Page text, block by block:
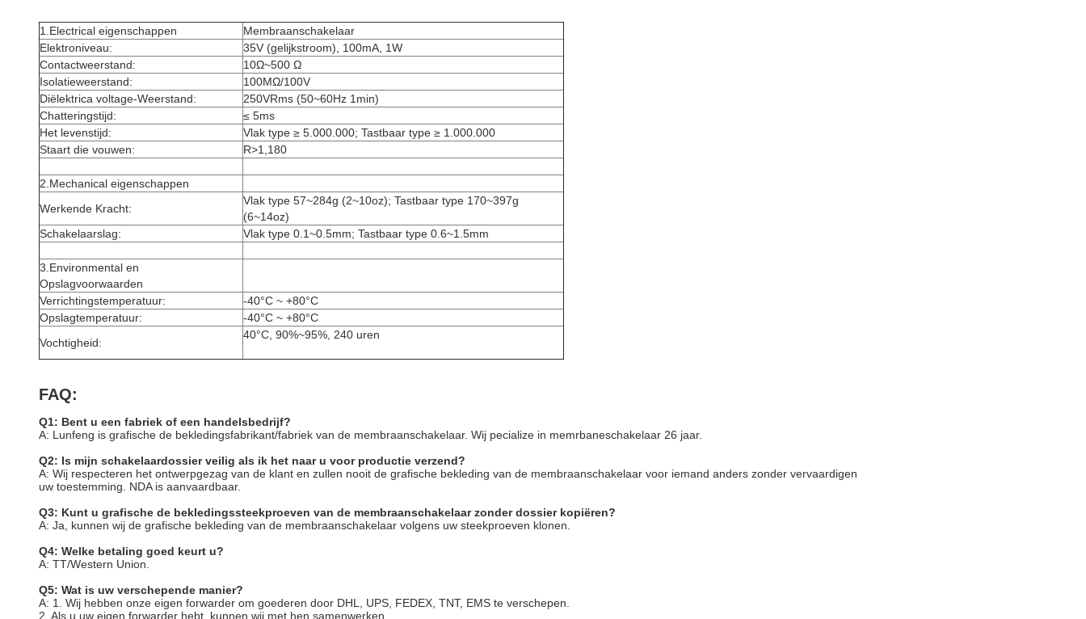
1.Electrical eigenschappen
Membraanschakelaar
Elektroniveau:
35V (gelijkstroom), 100mA, 1W
Contactweerstand:
10Ω~500 Ω
Isolatieweerstand:
100MΩ/100V
Diëlektrica voltage-Weerstand:
250VRms (50~60Hz 1min)
Chatteringstijd:
≤ 5ms
Het levenstijd:
Vlak type ≥ 5.000.000; Tastbaar type ≥ 1.000.000
Staart die vouwen:
R>1,180
2.Mechanical eigenschappen
Werkende Kracht:
Vlak type 57~284g (2~10oz); Tastbaar type 170~397g
(6~14oz)
Schakelaarslag:
Vlak type 0.1~0.5mm; Tastbaar type 0.6~1.5mm
3.Environmental en
Opslagvoorwaarden
Verrichtingstemperatuur:
-40°C ~ +80°C
Opslagtemperatuur:
-40°C ~ +80°C
Vochtigheid:
40°C, 90%~95%, 240 uren
FAQ:
Q1: Bent u een fabriek of een handelsbedrijf?
A: Lunfeng is grafische de bekledingsfabrikant/fabriek van de membraanschakelaar. Wij pecialize in memrbaneschakelaar 26 jaar.
Q2: Is mijn schakelaardossier veilig als ik het naar u voor productie verzend?
A: Wij respecteren het ontwerpgezag van de klant en zullen nooit de grafische bekleding van de membraanschakelaar voor iemand anders zonder vervaardigen
uw toestemming. NDA is aanvaardbaar.
Q3: Kunt u grafische de bekledingssteekproeven van de membraanschakelaar zonder dossier kopiëren?
A: Ja, kunnen wij de grafische bekleding van de membraanschakelaar volgens uw steekproeven klonen.
Q4: Welke betaling goed keurt u?
A: TT/Western Union.
Q5: Wat is uw verschepende manier?
A: 1. Wij hebben onze eigen forwarder om goederen door DHL, UPS, FEDEX, TNT, EMS te verschepen.
2. Als u uw eigen forwarder hebt, kunnen wij met hen samenwerken.